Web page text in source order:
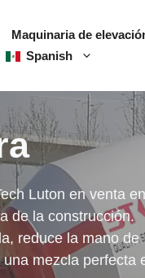
Maquinaria de
Spanish
Luton en venta
de la construcción.
reduce la mano de
mezcla perfecta